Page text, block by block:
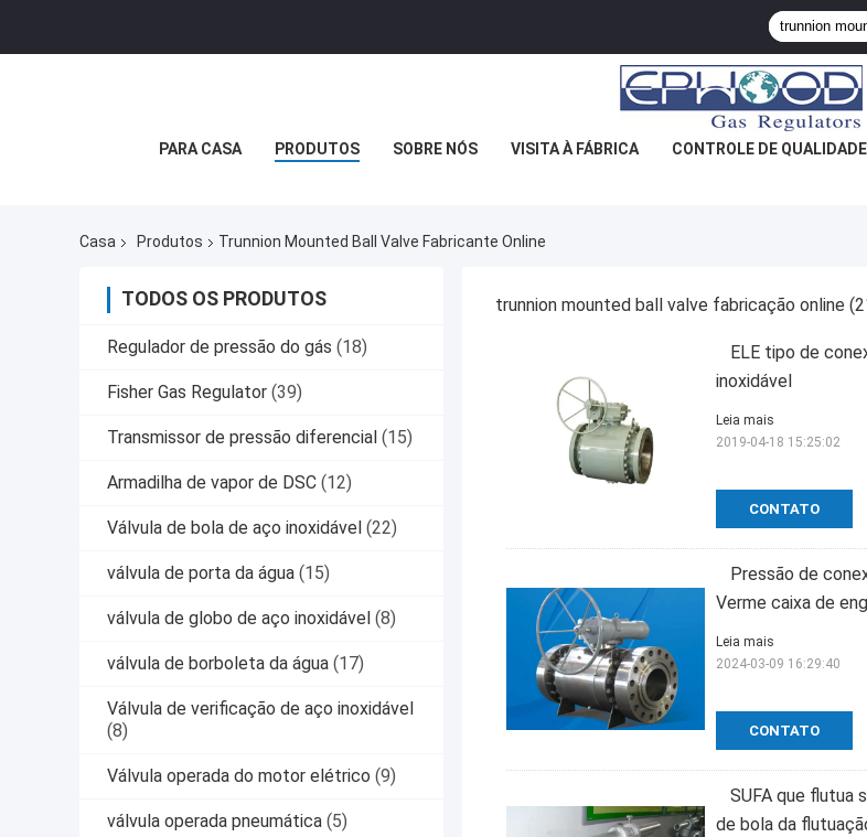
PARA CASA PRODUTOS SOBRE NÓS VISITA À FÁBRICA CONTROLE DE QUALIDADE
Casa Produtos Trunnion Mounted Ball Valve Fabricante Online
TODOS OS PRODUTOS
Regulador de pressão do gás (18)
Fisher Gas Regulator (39)
Transmissor de pressão diferencial (15)
Armadilha de vapor de DSC (12)
Válvula de bola de aço inoxidável (22)
válvula de porta da água (15)
válvula de globo de aço inoxidável (8)
válvula de borboleta da água (17)
Válvula de verificação de aço inoxidável
(8)
Válvula operada do motor elétrico (9)
válvula operada pneumática (5)
trunnion mounted ball valve fabricação online
ELE tipo de
inoxidável
CONTATO
Leia mais
2019-04-18 15:25:02
Pressão de
Verme caixa de
CONTATO
Leia mais
2024-03-09 16:29:40
SUFA que flutua
de bola da